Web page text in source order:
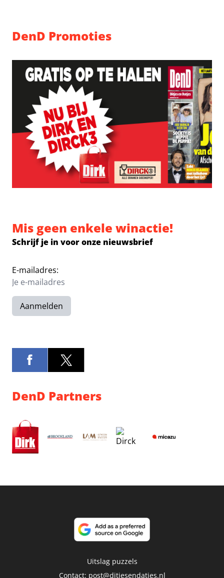
DenD Promoties
Mis geen enkele winactie!
Schrijf je in voor onze nieuwsbrief
E-mailadres:
Aanmelden
DenD Partners
Uitslag puzzels
Contact: post@ditjesendatjes.nl